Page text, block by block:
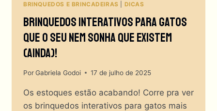
BRINQUEDOS E BRINCADEIRAS DICAS
Brinquedos Interativos Para Gatos
Que O Seu Nem Sonha Que Existem
(Ainda)!
PorGabriela Godoi 17 de julho de 2025
Os estoques estão acabando! Corre pra ver
os brinquedos interativos para gatos mais